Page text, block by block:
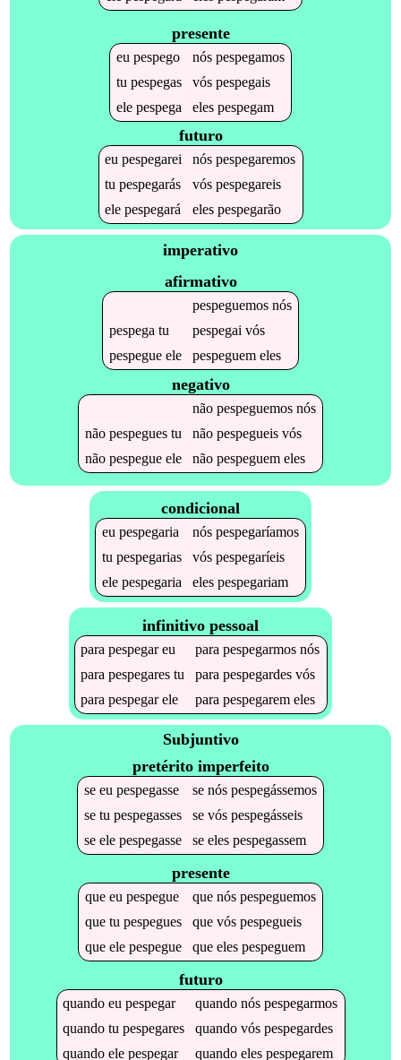
presente
eu pespego nós pespegamos
tu pespegas vós pespegais
ele pespega eles pespegam
futuro
eupespegarei nóspespegaremos
tupespegarás vóspespegareis
elepespegará elespespegarão
imperativo
afirmativo
pespeguemosnós
pespega tu pespegai vós
pespegueele pespeguemeles
negativo
não pespeguemosnós
não pespeguestu não pespegueisvós
não pespegueele não pespeguemeles
condicional
eu pespegaria nós pespegaríamos
tu pespegarias vós pespegaríeis
ele pespegaria eles pespegariam
infinitivo pessoal
parapespegareu parapespegarmos nós
parapespegares tu parapespegardes vós
parapespegarele parapespegarem eles
Subjuntivo
pretérito imperfeito
se eu pespegasse se nós pespegássemos
se tu pespegasses se vós pespegásseis
se ele pespegasse se eles pespegassem
presente
que eu pespegue que nós pespeguemos
que tu pespegues que vós pespegueis
que ele pespegue que eles pespeguem
futuro
quandoeupespegar quandonóspespegarmos
quandotupespegares quandovóspespegardes
quandoelepespegar quandoelespespegarem